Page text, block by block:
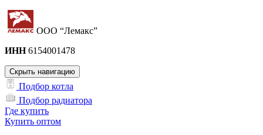
ООО “Лемакс”
ИНН6154001478
Скрыть навигацию
Подбор котла
Подбор радиатора
Где купить
Купить оптом